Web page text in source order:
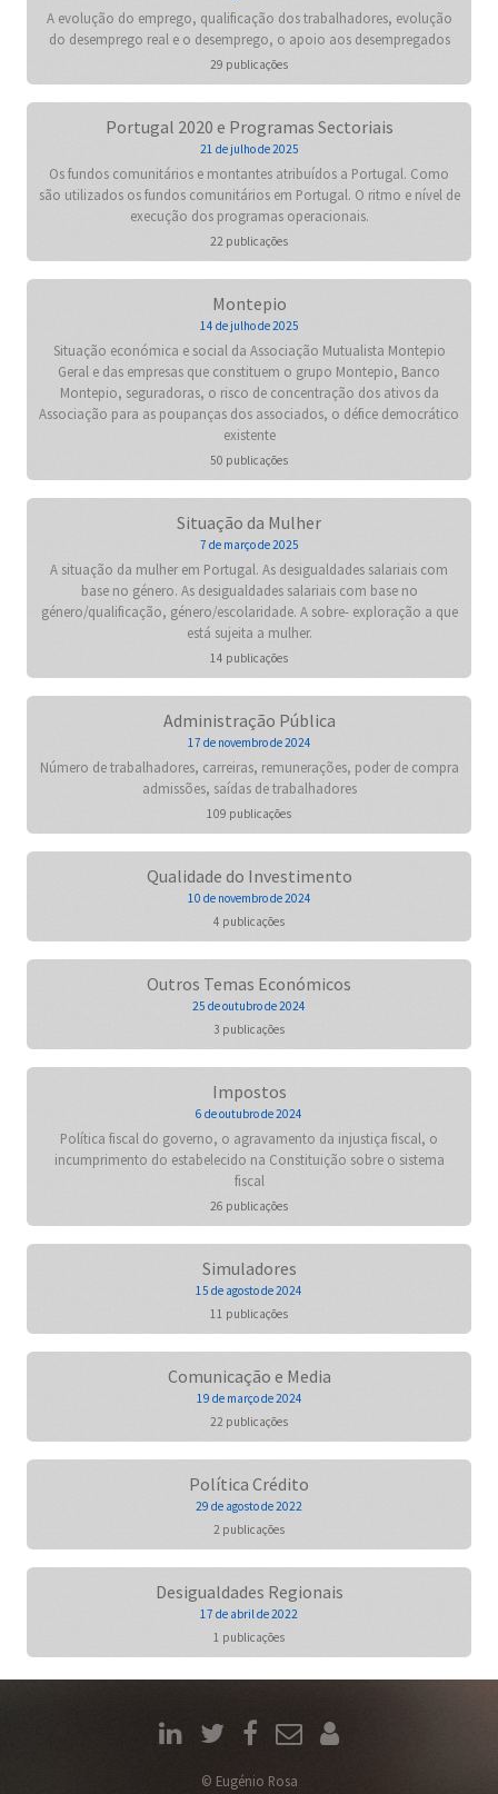
A evolução do emprego, qualificação dos trabalhadores, evolução
do desemprego real e o desemprego, o apoio aos desempregados
29 publicações
Portugal 2020 e Programas Sectoriais
21 de julho de 2025
Os fundos comunitários e montantes atribuídos a Portugal. Como
são utilizados os fundos comunitários em Portugal. O ritmo e nível de
execução dos programas operacionais.
22 publicações
Montepio
14 de julho de 2025
Situação económica e social da Associação Mutualista Montepio
Geral e das empresas que constituem o grupo Montepio, Banco
Montepio, seguradoras, o risco de concentração dos ativos da
Associação para as poupanças dos associados, o défice democrático
existente
50 publicações
Situação da Mulher
7 de março de 2025
A situação da mulher em Portugal. As desigualdades salariais com
base no género. As desigualdades salariais com base no
género/qualificação, género/escolaridade. A sobre- exploração a que
está sujeita a mulher.
14 publicações
Administração Pública
17 de novembro de 2024
Número de trabalhadores, carreiras, remunerações, poder de compra
admissões, saídas de trabalhadores
109 publicações
Qualidade do Investimento
10 de novembro de 2024
4 publicações
Outros Temas Económicos
25 de outubro de 2024
3 publicações
Impostos
6 de outubro de 2024
Política fiscal do governo, o agravamento da injustiça fiscal, o
incumprimento do estabelecido na Constituição sobre o sistema
fiscal
26 publicações
Simuladores
15 de agosto de 2024
11 publicações
Comunicação e Media
19 de março de 2024
22 publicações
Política Crédito
29 de agosto de 2022
2 publicações
Desigualdades Regionais
17 de abril de 2022
1 publicações
© Eugénio Rosa